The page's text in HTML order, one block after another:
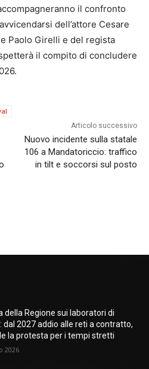
il confronto
dell’attore Cesare
Paolo Girelli e del regista
il compito di concludere
Articolo successivo
Nuovo incidente sulla statale
106 a Mandatoriccio: traffico
in tilt e soccorsi sul posto
della Regione sui laboratori di
dal 2027 addio alle reti a contratto,
la protesta per i tempi stretti
2026